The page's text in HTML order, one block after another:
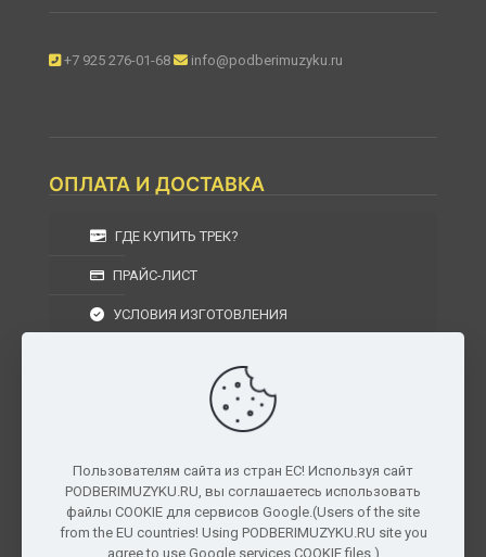
+7 925 276-01-68 info@podberimuzyku.ru
ОПЛАТА И ДОСТАВКА
ГДЕ КУПИТЬ ТРЕК?
ПРАЙС-ЛИСТ
УСЛОВИЯ ИЗГОТОВЛЕНИЯ
УСЛОВИЯ ВОЗВРАТА
г. Москва, Московская область, Центральный
федеральный округ, РФ, Россия
Пользователям сайта из стран ЕС! Используя сайт
PODBERIMUZYKU.RU, вы соглашаетесь использовать
файлы COOKIE для сервисов Google.(Users of the site
from the EU countries! Using PODBERIMUZYKU.RU site you
agree to use Google services COOKIE files.)